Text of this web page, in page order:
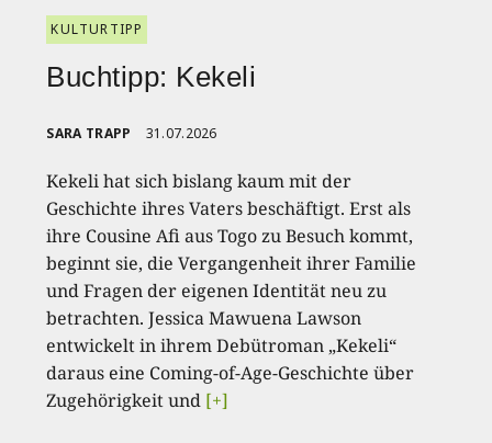
KULTURTIPP
Buchtipp: Kekeli
SARA TRAPP 31.07.2026
Kekeli hat sich bislang kaum mit der
Geschichte ihres Vaters beschäftigt. Erst als
ihre Cousine Afi aus Togo zu Besuch kommt,
beginnt sie, die Vergangenheit ihrer Familie
und Fragen der eigenen Identität neu zu
betrachten. Jessica Mawuena Lawson
entwickelt in ihrem Debütroman „Kekeli“
daraus eine Coming-of-Age-Geschichte über
Zugehörigkeit und [+]